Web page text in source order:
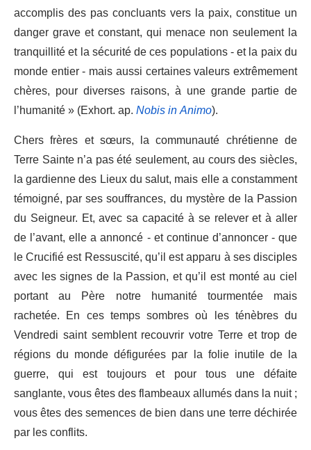
accomplis des pas concluants vers la paix, constitue un
danger grave et constant, qui menace non seulement la
tranquillité et la sécurité de ces populations - et la paix du
monde entier - mais aussi certaines valeurs extrêmement
chères, pour diverses raisons, à une grande partie de
l’humanité » (Exhort. ap.Nobis in Animo).
Chers frères et sœurs, la communauté chrétienne de
Terre Sainte n’a pas été seulement, au cours des siècles,
la gardienne des Lieux du salut, mais elle a constamment
témoigné, par ses souffrances, du mystère de la Passion
du Seigneur. Et, avec sa capacité à se relever et à aller
de l’avant, elle a annoncé - et continue d’annoncer - que
le Crucifié est Ressuscité, qu’il est apparu à ses disciples
avec les signes de la Passion, et qu’il est monté au ciel
portant au Père notre humanité tourmentée mais
rachetée. En ces temps sombres où les ténèbres du
Vendredi saint semblent recouvrir votre Terre et trop de
régions du monde défigurées par la folie inutile de la
guerre, qui est toujours et pour tous une défaite
sanglante, vous êtes des flambeaux allumés dans la nuit ;
vous êtes des semences de bien dans une terre déchirée
par les conflits.